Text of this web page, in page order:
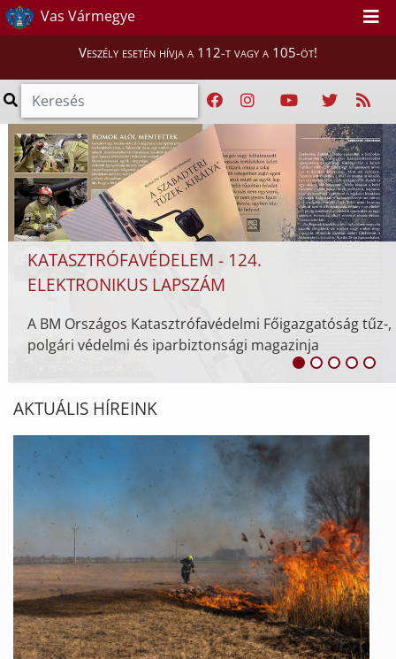
Vas Vármegye
Veszély esetén hívja a 112-t vagy a 105-öt!
tűz-,
VERSENYRE
Idén is Vas vármegyében, Bükfürdőn rendezik meg
ország legerősebb tűzoltója nemzetközi
tűzoltóversenyt, a TFA-t. A nevezés tegnap vette
kezdetét, a versenyzők a ...
AKTUÁLIS HÍREINK